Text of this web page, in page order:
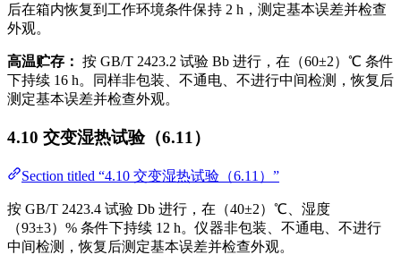
后在箱内恢复到工作环境条件保持 2 h，测定基本误差并检查
外观。
高温贮存： 按 GB/T 2423.2 试验 Bb 进行，在（60±2）℃ 条件
下持续 16 h。同样非包装、不通电、不进行中间检测，恢复后
测定基本误差并检查外观。
4.10 交变湿热试验（6.11）
Section titled “4.10 交变湿热试验（6.11）”
按 GB/T 2423.4 试验 Db 进行，在（40±2）℃、湿度
（93±3）% 条件下持续 12 h。仪器非包装、不通电、不进行
中间检测，恢复后测定基本误差并检查外观。